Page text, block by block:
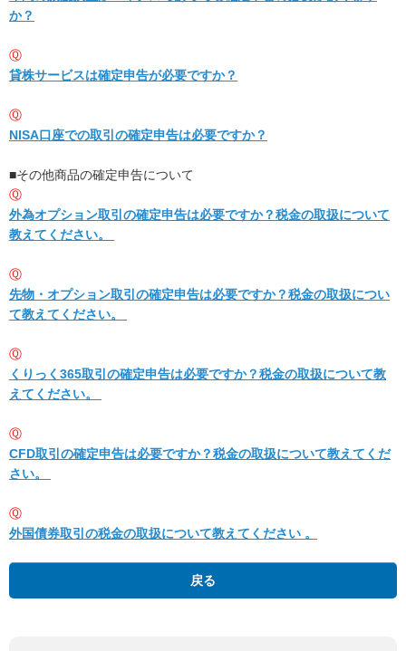
か？
Ⓠ
貸株サービスは確定申告が必要ですか？
Ⓠ
NISA口座での取引の確定申告は必要ですか？
■その他商品の確定申告について
Ⓠ
外為オプション取引の確定申告は必要ですか？税金の取扱について
教えてください。
Ⓠ
先物・オプション取引の確定申告は必要ですか？税金の取扱につい
て教えてください。
Ⓠ
くりっく365取引の確定申告は必要ですか？税金の取扱について教
えてください。
Ⓠ
CFD取引の確定申告は必要ですか？税金の取扱について教えてくだ
さい。
Ⓠ
外国債券取引の税金の取扱について教えてください 。
戻る